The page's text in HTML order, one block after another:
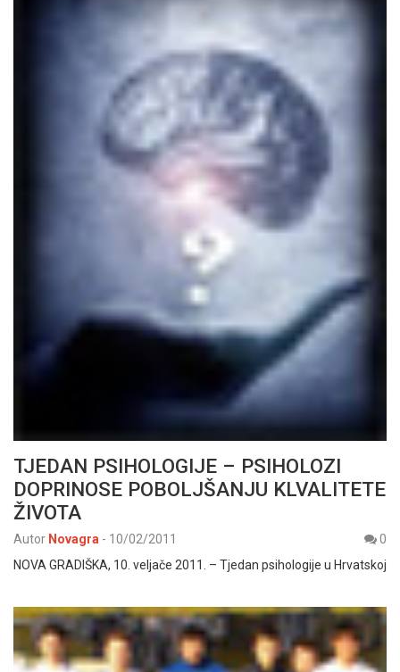
TJEDAN PSIHOLOGIJE – PSIHOLOZI
DOPRINOSE POBOLJŠANJU KLVALITETE
ŽIVOTA
Autor Novagra - 10/02/2011
0
NOVA GRADIŠKA, 10. veljače 2011. – Tjedan psihologije u Hrvatskoj